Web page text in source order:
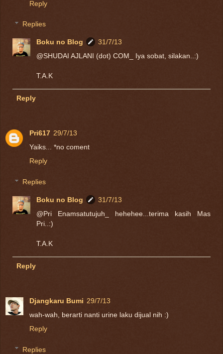
Reply
Replies
Boku no Blog
31/7/13
@SHUDAI AJLANI (dot) COM_ Iya sobat, silakan..:)
T.A.K
Reply
Pri617 29/7/13
Yaiks... *no coment
Reply
Replies
Boku no Blog
31/7/13
@Pri Enamsatutujuh_ hehehee...terima kasih Mas
Pri..:)
T.A.K
Reply
Djangkaru Bumi 29/7/13
wah-wah, berarti nanti urine laku dijual nih :)
Reply
Replies